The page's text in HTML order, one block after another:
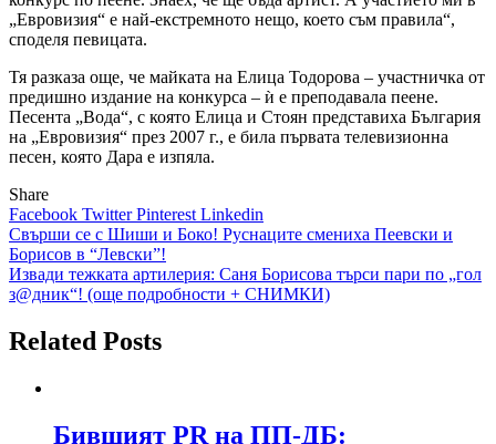
„Евровизия“ е най-екстремното нещо, което съм правила“,
споделя певицата.
Тя разказа още, че майката на Елица Тодорова – участничка от
предишно издание на конкурса – ѝ е преподавала пеене.
Песента „Вода“, с която Елица и Стоян представиха България
на „Евровизия“ през 2007 г., е била първата телевизионна
песен, която Дара е изпяла.
Share
Facebook TwitterPinterest Linkedin
Навигация
Свърши се с Шиши и Боко! Руснаците смениха Пеевски и
Борисов в “Левски”!
Извади тежката артилерия: Саня Борисова търси пари по „гол
з@дник“! (още подробности + СНИМКИ)
Related Posts
Бившият PR на ПП-ДБ: